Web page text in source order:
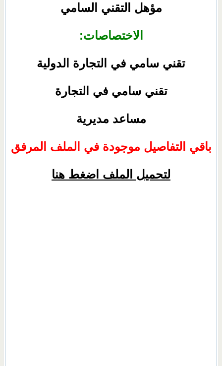
مؤهل التقني السامي
الاختصاصات:
تقني سامي في التجارة الدولية
تقني سامي في التجارة
مساعد مديرية
باقي التفاصيل موجودة في الملف المرفق
لتحميل الملف اضغط هنا